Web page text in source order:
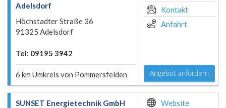
Adelsdorf
Höchstadter Straße 36
91325 Adelsdorf
Tel: 09195 3942
6 km Umkreis von Pommersfelden
Kontakt
Anfahrt
Angebot anfordern
SUNSET Energietechnik GmbH
Website